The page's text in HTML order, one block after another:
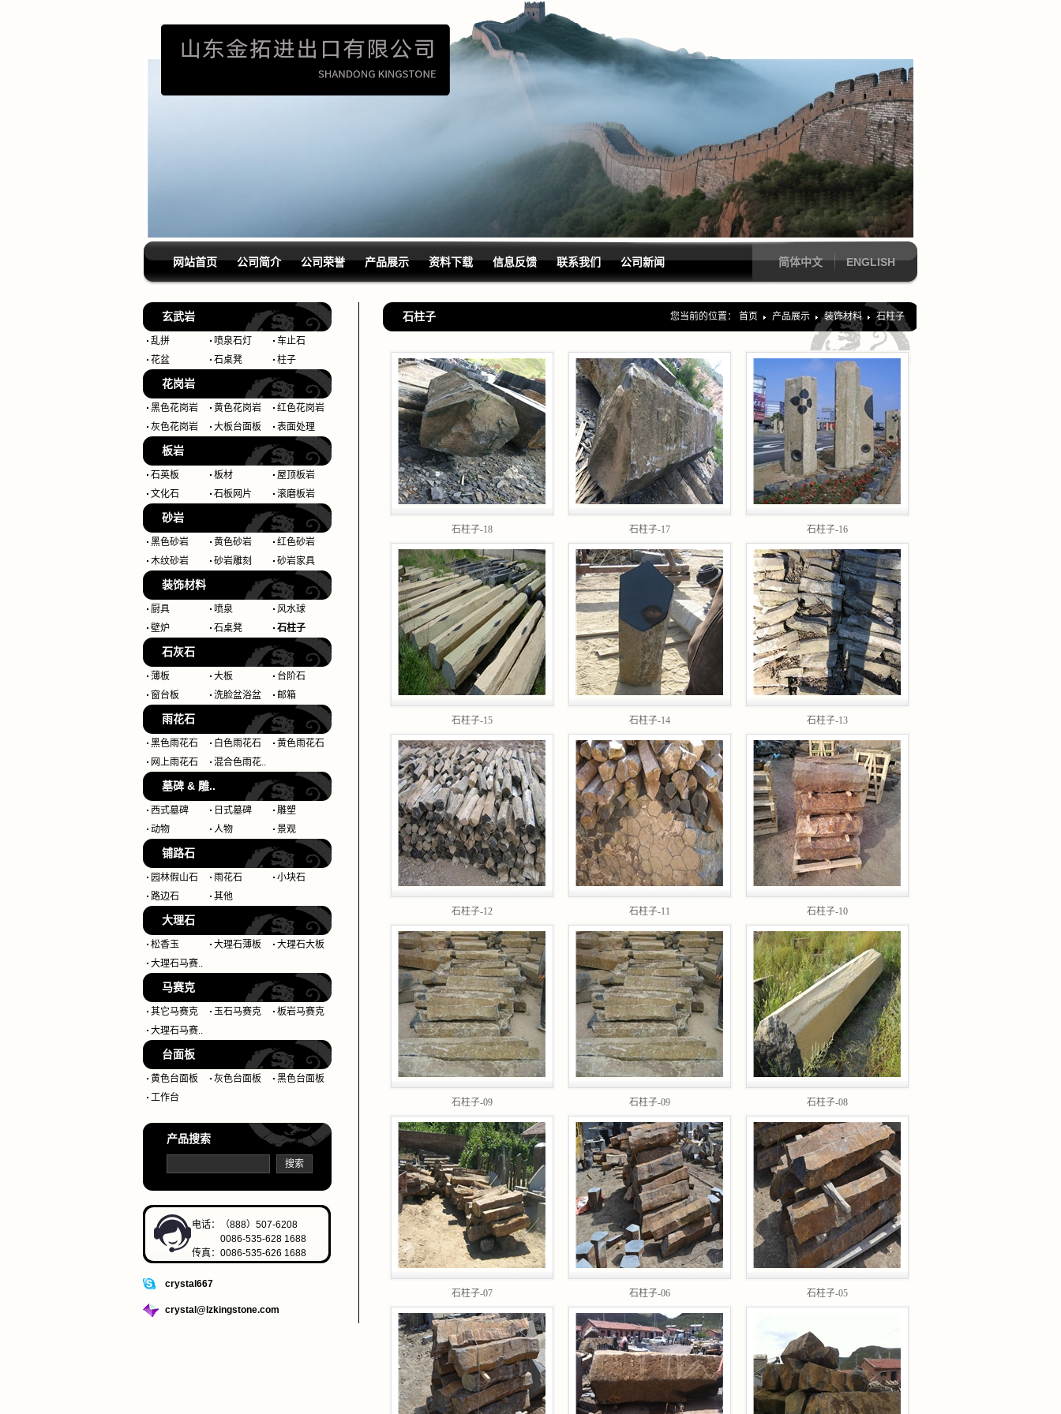
网站首页 公司简介 公司荣誉 产品展示 资料下载 信息反馈 联系我们 公司新闻 简体中文 ENGLISH
玄武岩
乱拼 喷泉石灯
车止石
花盆
石桌凳 柱子
花岗岩
黑色花岗岩 黄色花岗岩
红色花岗岩
灰色花岗岩
大板台面板 表面处理
板岩
石英板 板材
屋顶板岩
文化石
石板网片 滚磨板岩
砂岩
黑色砂岩 黄色砂岩
红色砂岩
木纹砂岩
砂岩雕刻 砂岩家具
装饰材料
厨具 喷泉
风水球
壁炉
石桌凳 石柱子
石灰石
薄板 大板
台阶石
窗台板
洗脸盆浴盆 邮箱
雨花石
黑色雨花石 白色雨花石
黄色雨花石
网上雨花石
混合色雨花..
墓碑 & 雕..
西式墓碑 日式墓碑
雕塑
动物
人物 景观
铺路石
园林假山石 雨花石
小块石
路边石
其他
大理石
松香玉 大理石薄板
大理石大板
大理石马赛..
马赛克
其它马赛克 玉石马赛克
板岩马赛克
大理石马赛..
台面板
黄色台面板 灰色台面板
黑色台面板
工作台
产品搜索
电话：（888）507-6208
0086-535-628 1688
传真：0086-535-626 1688
crystal667
crystal@lzkingstone.com
石柱子 您当前的位置： 首页 产品展示 装饰材料 石柱子
石柱子-18 石柱子-17 石柱子-16
石柱子-15 石柱子-14 石柱子-13
石柱子-12 石柱子-11 石柱子-10
石柱子-09 石柱子-09 石柱子-08
石柱子-07 石柱子-06 石柱子-05